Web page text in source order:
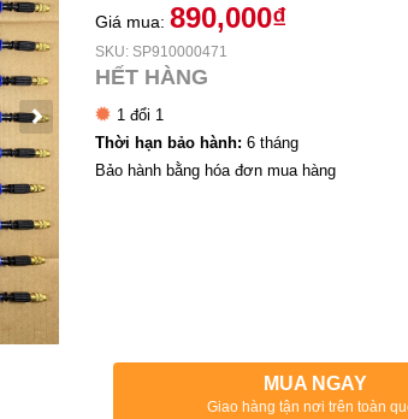
Giá mua: 890,000₫
SKU: SP910000471
HẾT HÀNG
1 đổi 1
Thời hạn bảo hành: 6 tháng
Bảo hành bằng hóa đơn mua hàng
MUA NGAY
Giao hàng tận nơi trên toàn